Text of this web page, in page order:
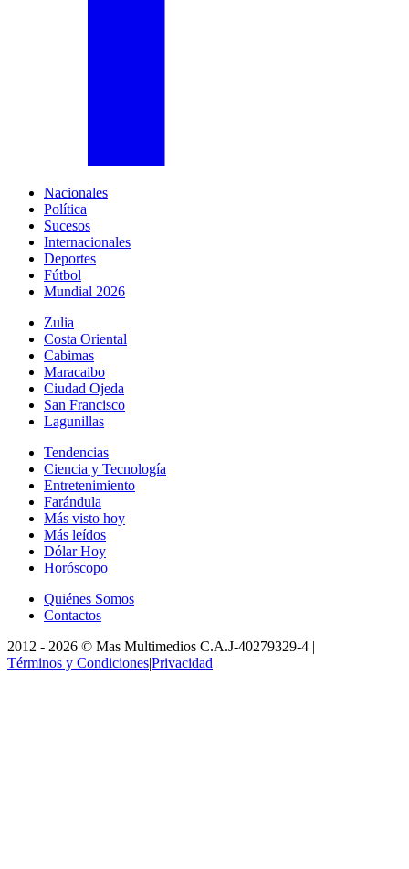
Nacionales
Política
Sucesos
Internacionales
Deportes
Fútbol
Mundial 2026
Zulia
Costa Oriental
Cabimas
Maracaibo
Ciudad Ojeda
San Francisco
Lagunillas
Tendencias
Ciencia y Tecnología
Entretenimiento
Farándula
Más visto hoy
Más leídos
Dólar Hoy
Horóscopo
Quiénes Somos
Contactos
2012 - 2026 © Mas Multimedios C.A.J-40279329-4 |
Términos y Condiciones|Privacidad